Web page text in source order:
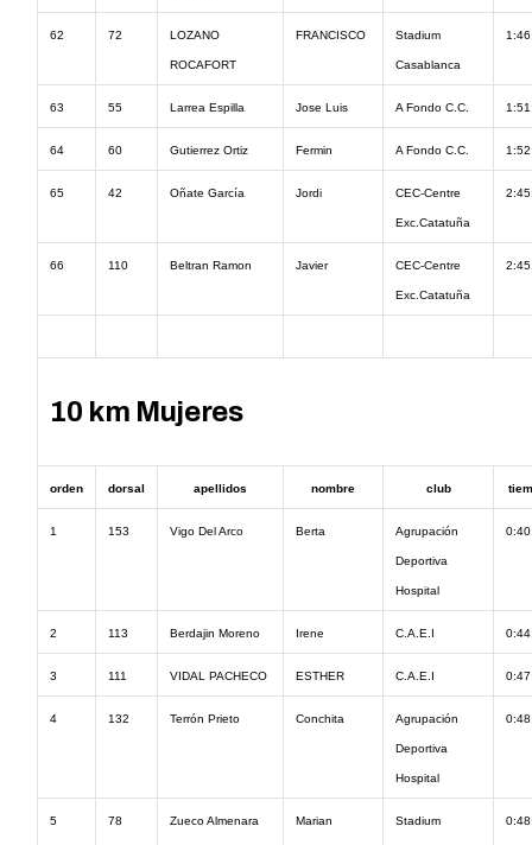
62 72 LOZANO
ROCAFORT
FRANCISCO Stadium
Casablanca
63 55 Larrea Espilla Jose Luis A Fondo C.C.
64 60 Gutierrez Ortiz Fermin A Fondo C.C.
65 42 Oñate García Jordi CEC-Centre
Exc.Catatuña
66 110 Beltran Ramon Javier CEC-Centre
Exc.Catatuña
10 km Mujeres
orden dorsal apellidos nombre club
1 153 Vigo Del Arco Berta Agrupación
Deportiva
Hospital
2 113 Berdajin Moreno Irene C.A.E.I
3 111 VIDAL PACHECO ESTHER C.A.E.I
4 132 Terrón Prieto Conchita Agrupación
Deportiva
Hospital
5 78 Zueco Almenara Marian Stadium